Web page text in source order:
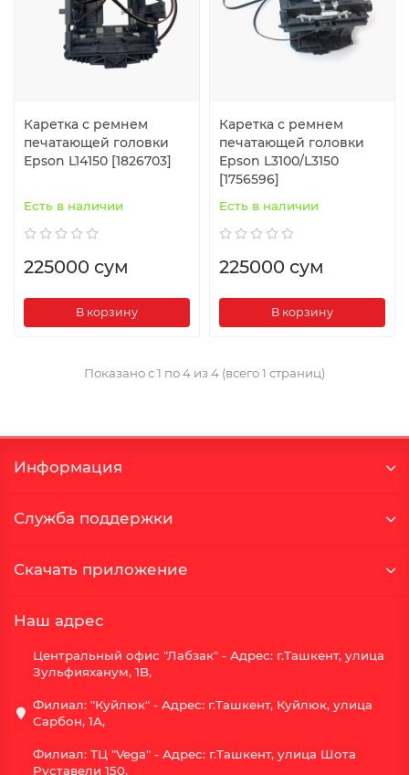
Каретка с ремнем
печатающей головки
Epson L14150 [1826703]
Есть в наличии
225000 сум
В корзину
Каретка с ремнем
печатающей головки
Epson L3100/L3150
[1756596]
Есть в наличии
225000 сум
В корзину
Показано с 1 по 4 из 4 (всего 1 страниц)
Информация
Служба поддержки
Скачать приложение
Наш адрес
Центральный офис "Лабзак" - Адрес: г.Ташкент, улица
Зульфияханум, 1B,
Филиал: "Куйлюк" - Адрес: г.Ташкент, Куйлюк, улица
Сарбон, 1А,
Филиал: ТЦ "Vega" - Адрес: г.Ташкент, улица Шота
Руставели 150.